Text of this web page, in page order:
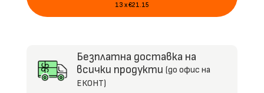
светлини
13 x €21.15
Безплатна доставка на
всички продукти (до офис на
ЕКОНТ)